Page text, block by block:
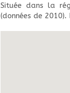
Située dans la
(données de